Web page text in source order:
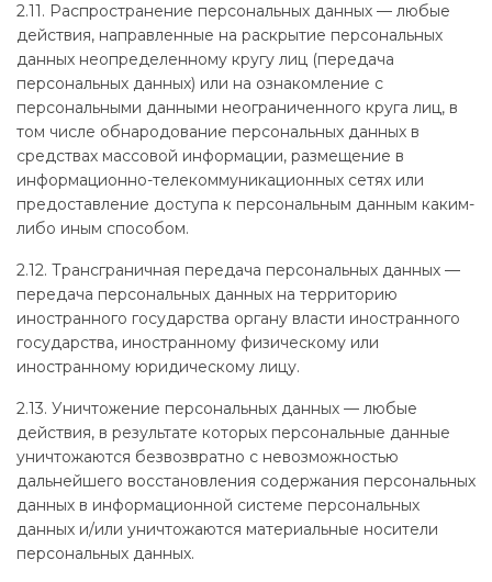
2.11. Распространение персональных данных — любые
действия, направленные на раскрытие персональных
данных неопределенному кругу лиц (передача
персональных данных) или на ознакомление с
персональными данными неограниченного круга лиц, в
том числе обнародование персональных данных в
средствах массовой информации, размещение в
информационно-телекоммуникационных сетях или
предоставление доступа к персональным данным каким-
либо иным способом.
2.12. Трансграничная передача персональных данных —
передача персональных данных на территорию
иностранного государства органу власти иностранного
государства, иностранному физическому или
иностранному юридическому лицу.
2.13. Уничтожение персональных данных — любые
действия, в результате которых персональные данные
уничтожаются безвозвратно с невозможностью
дальнейшего восстановления содержания персональных
данных в информационной системе персональных
данных и/или уничтожаются материальные носители
персональных данных.